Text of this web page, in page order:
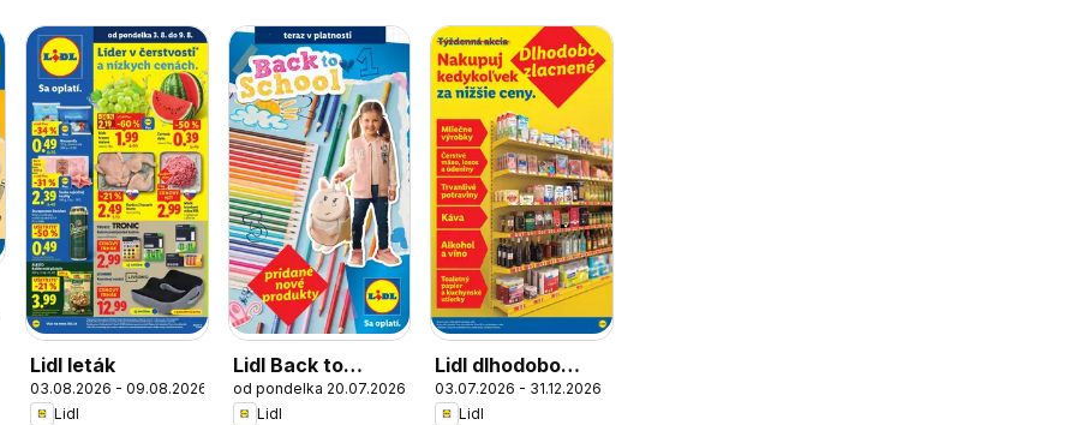
Lidl leták
03.08.2026 - 09.08.2026
Lidl
Lidl Back to
school
od pondelka 20.07.2026
Lidl
Lidl dlhodobo
zlacnené
03.07.2026 - 31.12.2026
Lidl